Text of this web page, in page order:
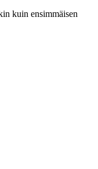
kuin ensimmäisen